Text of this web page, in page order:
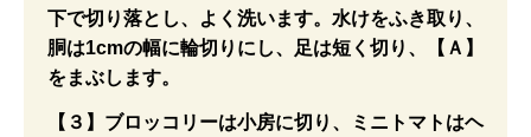
下で切り落とし、よく洗います。水けをふき取り、
胴は1cmの幅に輪切りにし、足は短く切り、【Ａ】
をまぶします。
【３】ブロッコリーは小房に切り、ミニトマトはヘ